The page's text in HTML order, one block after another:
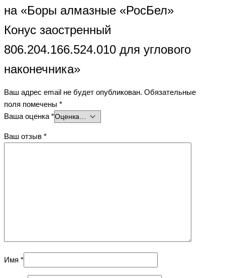
на «Боры алмазные «РосБел»
Конус заостренный
806.204.166.524.010 для углового
наконечника»
Ваш адрес email не будет опубликован. Обязательные
поля помечены *
Ваша оценка*
Ваш отзыв *
Имя *